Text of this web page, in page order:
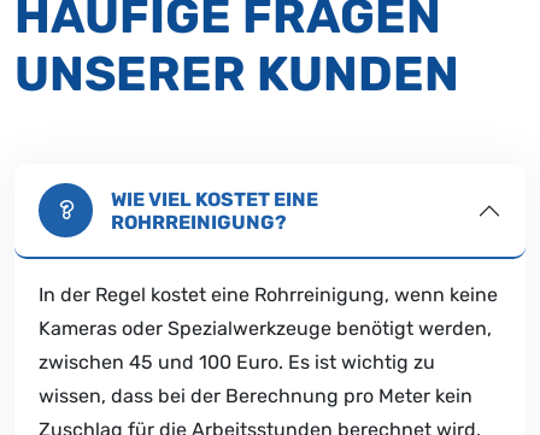
HÄUFIGE FRAGEN
UNSERER KUNDEN
WIE VIEL KOSTET EINE
ROHRREINIGUNG?
In der Regel kostet eine Rohrreinigung, wenn keine
Kameras oder Spezialwerkzeuge benötigt werden,
zwischen 45 und 100 Euro. Es ist wichtig zu
wissen, dass bei der Berechnung pro Meter kein
Zuschlag für die Arbeitsstunden berechnet wird.